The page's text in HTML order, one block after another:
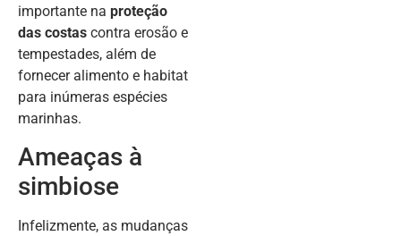
importante na proteção
das costas contra erosão e
tempestades, além de
fornecer alimento e habitat
para inúmeras espécies
marinhas.
Ameaças à
simbiose
Infelizmente, as mudanças